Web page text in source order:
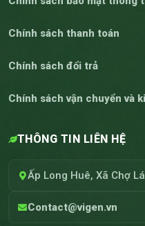
Chính sách thanh toán
Chính sách đổi trả
Chính sách vận chuyển và
THÔNG TIN LIÊN HỆ
Ấp Long Huê, Xã Chợ
Contact@vigen.vn